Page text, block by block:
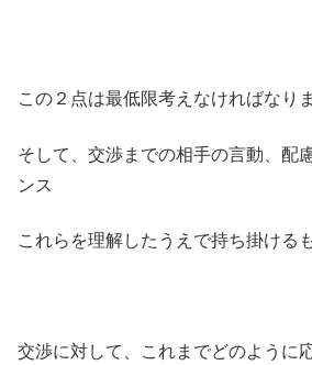
この２点は最低限考えなければなり
そして、交渉までの相手の言動、配
ンス
これらを理解したうえで持ち掛ける
交渉に対して、これまでどのように